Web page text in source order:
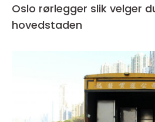
Oslo rørlegger slik velger du riktig fagperson i
hovedstaden